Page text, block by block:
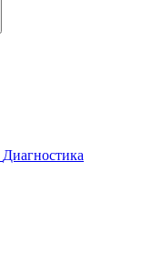
Диагностика